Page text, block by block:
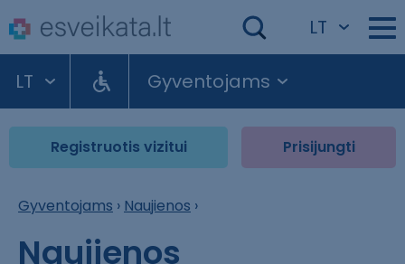
LT
LT Gyventojams
Registruotis vizitui Prisijungti
Gyventojams › Naujienos ›
Naujienos